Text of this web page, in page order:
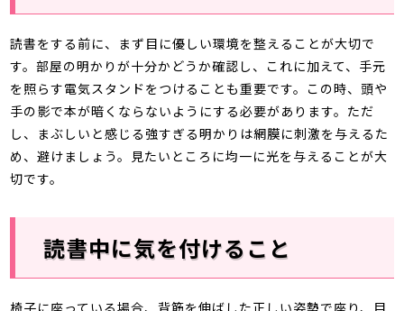
読書をする前に、まず目に優しい環境を整えることが大切で
す。部屋の明かりが十分かどうか確認し、これに加えて、手元
を照らす電気スタンドをつけることも重要です。この時、頭や
手の影で本が暗くならないようにする必要があります。ただ
し、まぶしいと感じる強すぎる明かりは網膜に刺激を与えるた
め、避けましょう。見たいところに均一に光を与えることが大
切です。
読書中に気を付けること
椅子に座っている場合、背筋を伸ばした正しい姿勢で座り、目